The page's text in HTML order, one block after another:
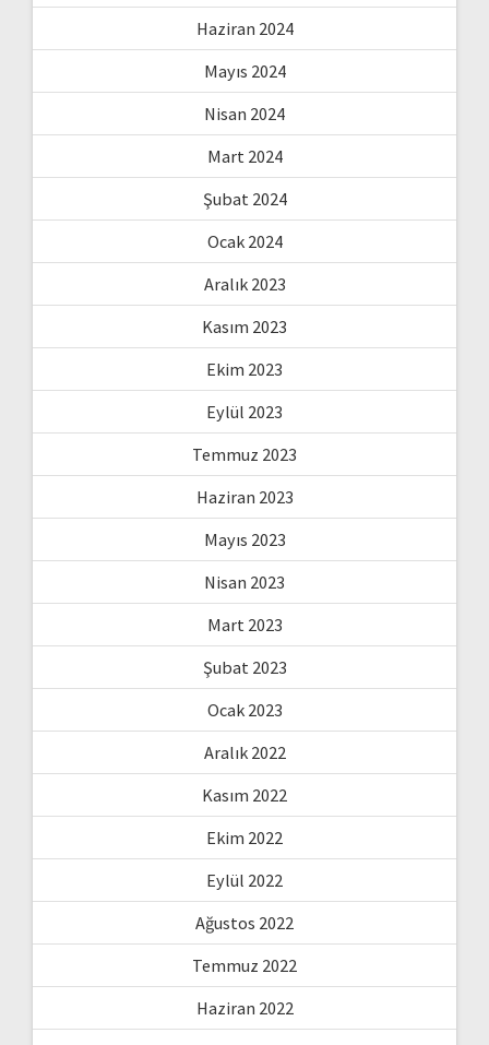
Haziran 2024
Mayıs 2024
Nisan 2024
Mart 2024
Şubat 2024
Ocak 2024
Aralık 2023
Kasım 2023
Ekim 2023
Eylül 2023
Temmuz 2023
Haziran 2023
Mayıs 2023
Nisan 2023
Mart 2023
Şubat 2023
Ocak 2023
Aralık 2022
Kasım 2022
Ekim 2022
Eylül 2022
Ağustos 2022
Temmuz 2022
Haziran 2022